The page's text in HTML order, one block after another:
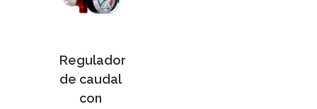
Regulador
de caudal
con